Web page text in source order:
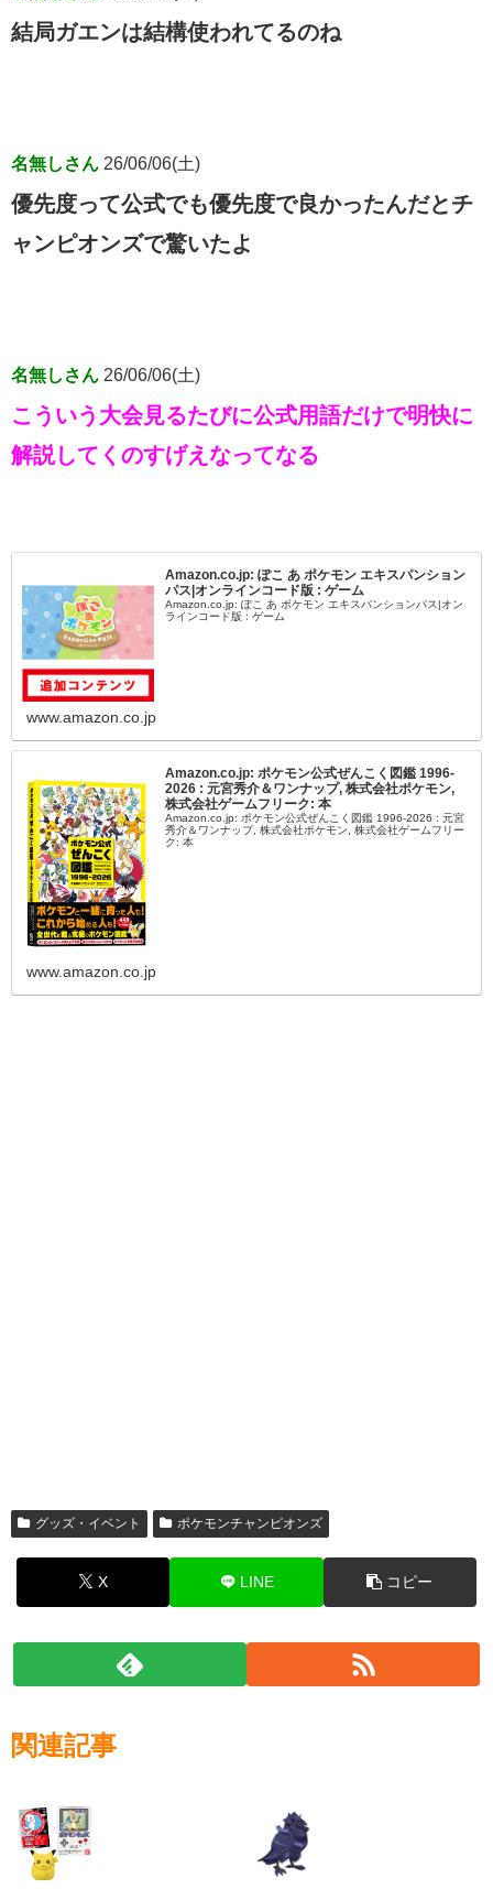
結局ガエンは結構使われてるのね
名無しさん 26/06/06(土)
優先度って公式でも優先度で良かったんだとチ
ャンピオンズで驚いたよ
名無しさん 26/06/06(土)
こういう大会見るたびに公式用語だけで明快に
解説してくのすげえなってなる
Amazon.co.jp: ぽこ あ ポケモン エキスパンション
パス|オンラインコード版 : ゲーム
Amazon.co.jp: ぽこ あ ポケモン エキスパンションパス|オン
ラインコード版 : ゲーム
www.amazon.co.jp
Amazon.co.jp: ポケモン公式ぜんこく図鑑 1996-
2026 : 元宮秀介＆ワンナップ, 株式会社ポケモン,
株式会社ゲームフリーク: 本
Amazon.co.jp: ポケモン公式ぜんこく図鑑 1996-2026 : 元宮
秀介＆ワンナップ, 株式会社ポケモン, 株式会社ゲームフリー
ク: 本
www.amazon.co.jp
グッズ・イベント ポケモンチャンピオンズ
X LINE コピー
関連記事